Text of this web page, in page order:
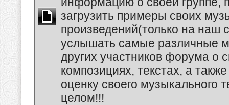
загрузить примеры своих
произведений(только на наш
услышать самые различные
других участников форума о
композициях, текстах, а
оценку своего музыкального
целом!!!